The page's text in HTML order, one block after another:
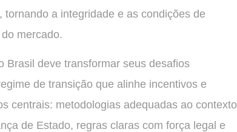
a integridade e as condições de
mercado.
Brasil deve transformar seus desafios
de transição que alinhe incentivos e
centrais: metodologias adequadas ao contexto
de Estado, regras claras com força legal e